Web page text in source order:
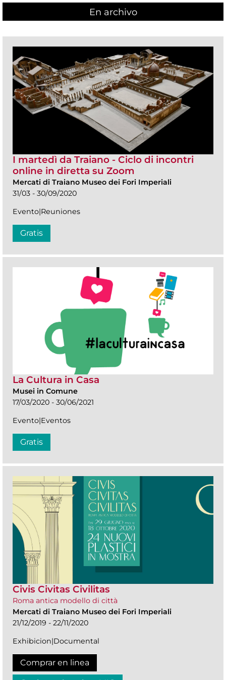
En archivo
I martedì da Traiano - Ciclo di incontri
online in diretta su Zoom
Mercati di Traiano Museo dei Fori Imperiali
31/03 - 30/09/2020
Evento|Reuniones
Gratis
La Cultura in Casa
Musei in Comune
17/03/2020 - 30/06/2021
Evento|Eventos
Gratis
Civis Civitas Civilitas
Roma antica modello di città
Mercati di Traiano Museo dei Fori Imperiali
21/12/2019 - 22/11/2020
Exhibicion|Documental
Comprar en linea